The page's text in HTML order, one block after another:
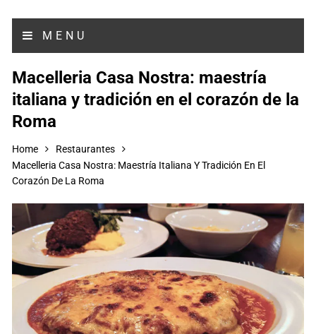
MENU
Macelleria Casa Nostra: maestría
italiana y tradición en el corazón de la
Roma
Home
Restaurantes
Macelleria Casa Nostra: Maestría Italiana Y Tradición En El
Corazón De La Roma